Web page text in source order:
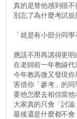
真的是替他感到很不
別忘了為什麼考試
「就是有小部分同學
應該不用再講得更明
在老師前一年教線代
今年教高微又發現你
害借你「參考」的同
要他怎麼去相信當他
大家真的只會「討論
最後還是什麼都不會